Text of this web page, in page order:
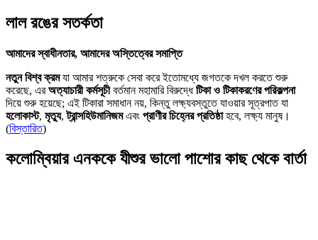
লাল রঙের সতর্কতা
আমাদের স্বাধীনতার, আমাদের অস্তিত্বের সমাপ্তি
নতুন বিশ্ব ক্রমযা আমার শত্রুকে সেবা করে ইতোমধ্যে জগতকে দখল করতে শুরু
করেছে, এরঅত্যাচারী কর্মসূচীবর্তমান মহামারি বিরুদ্ধেটিকা ও টিকাকরণের পরিকল্পনা
দিয়ে শুরু হয়েছে; এই টিকারা সমাধান নয়, কিন্তু লক্ষ্যবস্তুতে যাওয়ার সূত্রপাত যা
হলোকাস্ট, মৃত্যু,ট্রান্সহিউমানিজমএবং প্রাণীর চিহ্নের প্রতিষ্ঠাহবে, লক্ষ্য মানুষ।
(বিস্তারিত)
কলোম্বিয়ার এনককে যীশুর ভালো পাশোর কাছ থেকে বার্তা